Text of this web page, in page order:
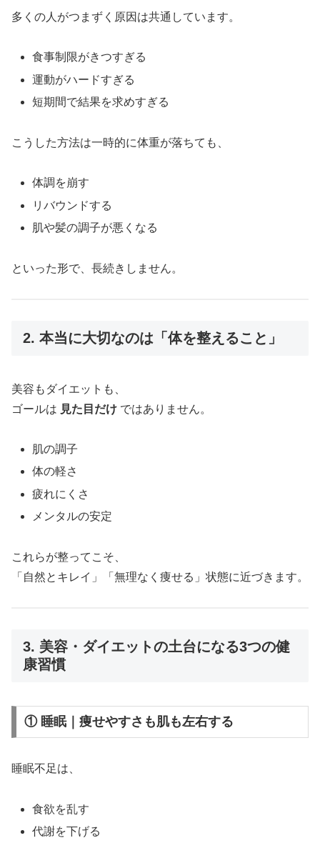
多くの人がつまずく原因は共通しています。
食事制限がきつすぎる
運動がハードすぎる
短期間で結果を求めすぎる
こうした方法は一時的に体重が落ちても、
体調を崩す
リバウンドする
肌や髪の調子が悪くなる
といった形で、長続きしません。
2. 本当に大切なのは「体を整えること」
美容もダイエットも、
ゴールは 見た目だけ ではありません。
肌の調子
体の軽さ
疲れにくさ
メンタルの安定
これらが整ってこそ、
「自然とキレイ」「無理なく痩せる」状態に近づきます。
3. 美容・ダイエットの土台になる3つの健
康習慣
① 睡眠｜痩せやすさも肌も左右する
睡眠不足は、
食欲を乱す
代謝を下げる